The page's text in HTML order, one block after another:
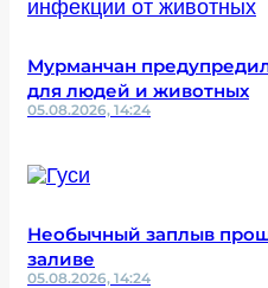
Мурманчан
для людей и животных
05.08.2026, 14:24
Необычный заплыв
заливе
05.08.2026, 14:24